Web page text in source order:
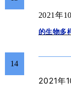
2021年
的生物多
14
2021年